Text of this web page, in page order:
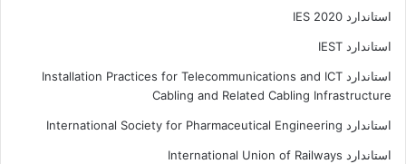
استاندارد IES 2020
استاندارد IEST
استاندارد Installation Practices for Telecommunications and ICT
Cabling and Related Cabling Infrastructure
استاندارد International Society for Pharmaceutical Engineering
استاندارد International Union of Railways